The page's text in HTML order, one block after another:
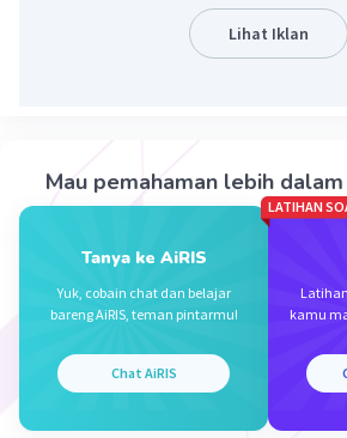
terkait langsung dengan dampak
tersebut. Itu adalah informasi
atau julukan sungai tersebut
Lihat Iklan
Mau pemahaman lebih
Tanya ke AiRIS
Yuk, cobain chat dan belajar
bareng AiRIS, teman pintarmu!
Chat AiRIS
LATIHAN
kamu